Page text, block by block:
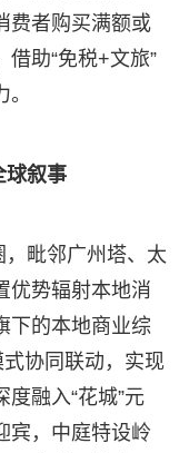
费者购买满额或
助“免税+文旅”
球叙事
毗邻广州塔、太
优势辐射本地消
下的本地商业综
协同联动，实现
融入“花城”元
宾，中庭特设岭